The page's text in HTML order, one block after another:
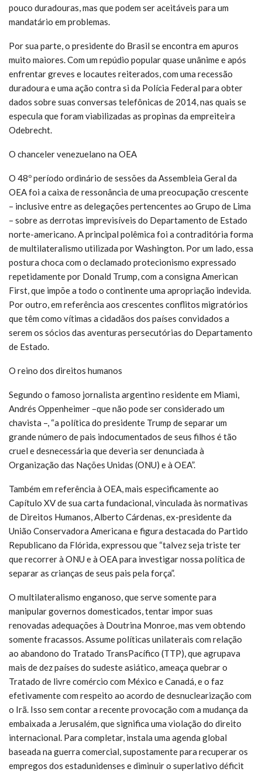
pouco duradouras, mas que podem ser aceitáveis para um
mandatário em problemas.
Por sua parte, o presidente do Brasil se encontra em apuros
muito maiores. Com um repúdio popular quase unânime e após
enfrentar greves e locautes reiterados, com uma recessão
duradoura e uma ação contra si da Polícia Federal para obter
dados sobre suas conversas telefônicas de 2014, nas quais se
especula que foram viabilizadas as propinas da empreiteira
Odebrecht.
O chanceler venezuelano na OEA
O 48º período ordinário de sessões da Assembleia Geral da
OEA foi a caixa de ressonância de uma preocupação crescente
– inclusive entre as delegações pertencentes ao Grupo de Lima
– sobre as derrotas imprevisíveis do Departamento de Estado
norte-americano. A principal polêmica foi a contraditória forma
de multilateralismo utilizada por Washington. Por um lado, essa
postura choca com o declamado protecionismo expressado
repetidamente por Donald Trump, com a consigna American
First, que impõe a todo o continente uma apropriação indevida.
Por outro, em referência aos crescentes conflitos migratórios
que têm como vítimas a cidadãos dos países convidados a
serem os sócios das aventuras persecutórias do Departamento
de Estado.
O reino dos direitos humanos
Segundo o famoso jornalista argentino residente em Miami,
Andrés Oppenheimer –que não pode ser considerado um
chavista –, “a política do presidente Trump de separar um
grande número de pais indocumentados de seus filhos é tão
cruel e desnecessária que deveria ser denunciada à
Organização das Nações Unidas (ONU) e à OEA”.
Também em referência à OEA, mais especificamente ao
Capítulo XV de sua carta fundacional, vinculada às normativas
de Direitos Humanos, Alberto Cárdenas, ex-presidente da
União Conservadora Americana e figura destacada do Partido
Republicano da Flórida, expressou que “talvez seja triste ter
que recorrer à ONU e à OEA para investigar nossa política de
separar as crianças de seus pais pela força”.
O multilateralismo enganoso, que serve somente para
manipular governos domesticados, tentar impor suas
renovadas adequações à Doutrina Monroe, mas vem obtendo
somente fracassos. Assume políticas unilaterais com relação
ao abandono do Tratado TransPacífico (TTP), que agrupava
mais de dez países do sudeste asiático, ameaça quebrar o
Tratado de livre comércio com México e Canadá, e o faz
efetivamente com respeito ao acordo de desnuclearização com
o Irã. Isso sem contar a recente provocação com a mudança da
embaixada a Jerusalém, que significa uma violação do direito
internacional. Para completar, instala uma agenda global
baseada na guerra comercial, supostamente para recuperar os
empregos dos estadunidenses e diminuir o superlativo déficit